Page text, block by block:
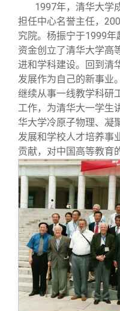
1997年，清华大学
担任中心名誉主任，
究院。杨振宁于1999
资金创立了清华大学高
进和学科建设。回到清
发展作为自己的新事业
继续从事一线教学科研
工作，为清华大一学生
华大学冷原子物理、凝
发展和学校人才培养事
贡献，对中国高等教育